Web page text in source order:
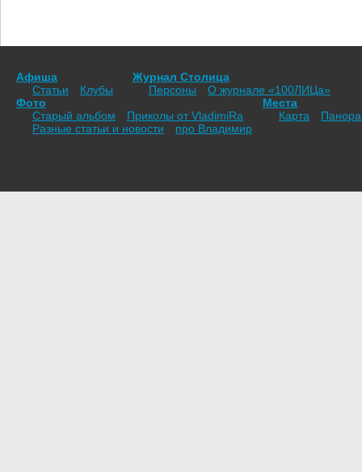
Афиша
Статьи
Клубы
Журнал Столица
Персоны
О журнале «100ЛИЦа»
Фото
Старый альбом
Приколы от VladimiRа
Места
Карта
Разные статьи и новости
про Владимир